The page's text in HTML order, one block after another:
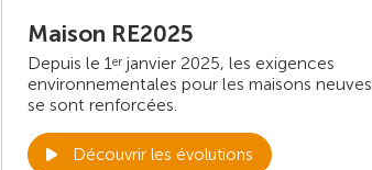
Maison RE2025
Depuis le 1erjanvier 2025, les exigences
environnementales pour les maisons neuves
se sont renforcées.
Découvrir les évolutions